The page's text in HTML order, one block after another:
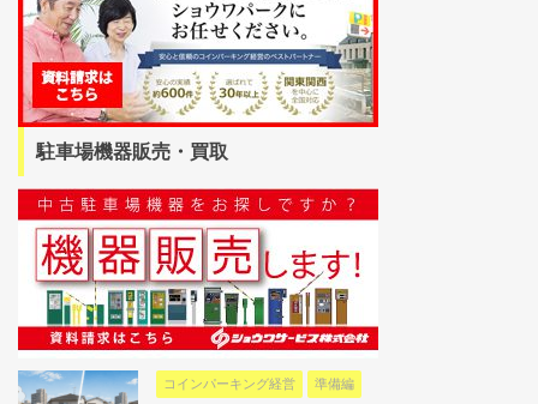
駐車場機器販売・買取
コインパーキング経営 準備編